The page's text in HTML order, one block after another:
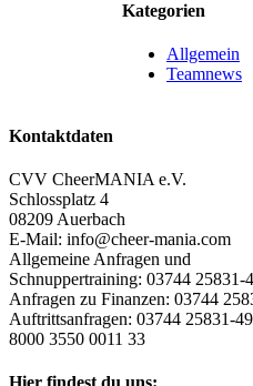
Kategorien
Allgemein
Teamnews
Kontaktdaten
CVV CheerMANIA e.V.
Schlossplatz 4
08209 Auerbach
E-Mail: info@cheer-mania.com
Allgemeine Anfragen und
Schnuppertraining: 03744 25831-
Anfragen zu Finanzen: 03744
Auftrittsanfragen: 03744 25831-
8000 3550 0011 33
Hier findest du uns: